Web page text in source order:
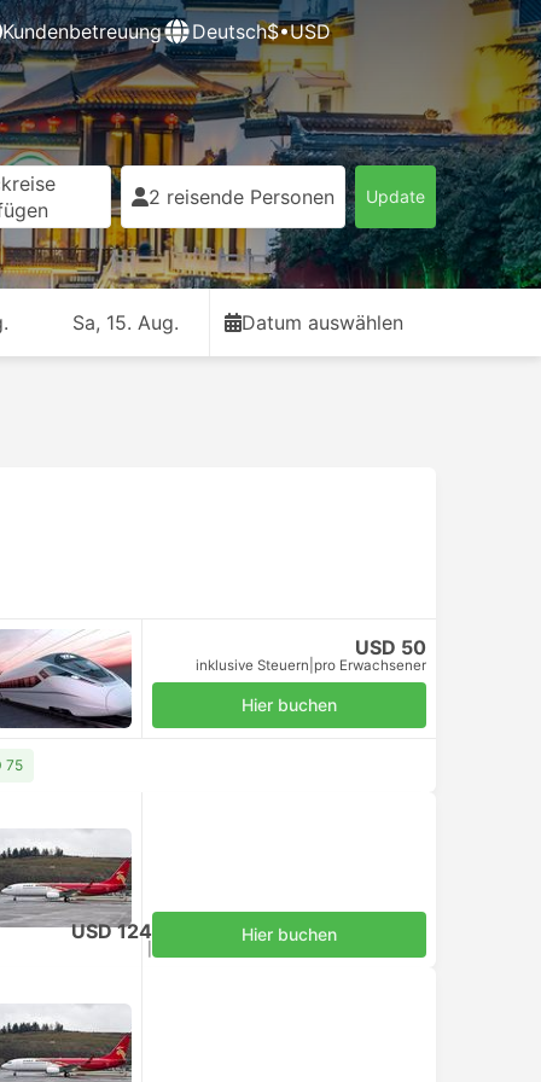
Kundenbetreuung Deutsch$•USD
2 reisende Personen Update
Sa, 15. Aug. Datum auswählen
USD 50
inklusive Steuern pro Erwachsener
Hier buchen
75
USD 124 Hier buchen